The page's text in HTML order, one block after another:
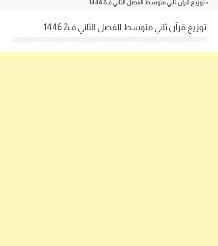
» توزيع قرآن ثاني متوسط الفصل الثاني ف2 1446
توزيع قرآن ثاني متوسط الفصل الثاني ف2 1446